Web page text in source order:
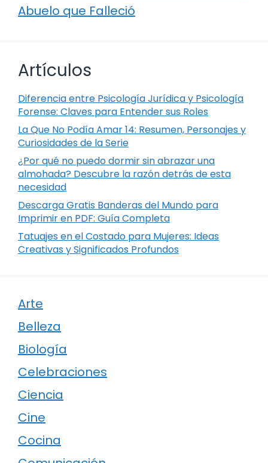
Abuelo que Falleció
Artículos
Diferencia entre Psicología Jurídica y Psicología
Forense: Claves para Entender sus Roles
La Que No Podía Amar 14: Resumen, Personajes y
Curiosidades de la Serie
¿Por qué no puedo dormir sin abrazar una
almohada? Descubre la razón detrás de esta
necesidad
Descarga Gratis Banderas del Mundo para
Imprimir en PDF: Guía Completa
Tatuajes en el Costado para Mujeres: Ideas
Creativas y Significados Profundos
Arte
Belleza
Biología
Celebraciones
Ciencia
Cine
Cocina